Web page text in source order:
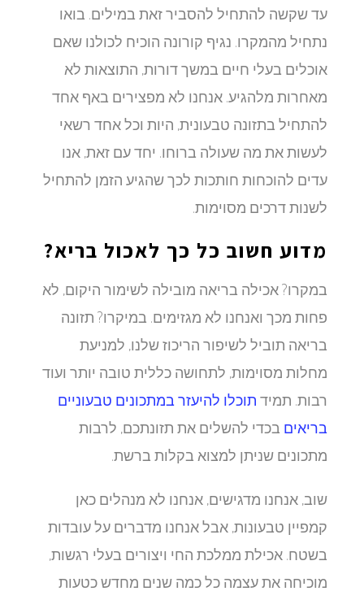
עד שקשה להתחיל להסביר זאת במילים. בואו
נתחיל מהמקרו. נגיף קורונה הוכיח לכולנו שאם
אוכלים בעלי חיים במשך דורות, התוצאות לא
מאחרות מלהגיע. אנחנו לא מפצירים באף אחד
להתחיל בתזונה טבעונית, היות וכל אחד רשאי
לעשות את מה שעולה ברוחו. יחד עם זאת, אנו
עדים להוכחות חותכות לכך שהגיע הזמן להתחיל
לשנות דרכים מסוימות.
מדוע חשוב כל כך לאכול בריא?
במקרו? אכילה בריאה מובילה לשימור היקום, לא
פחות מכך ואנחנו לא מגזימים. במיקרו? תזונה
בריאה תוביל לשיפור הריכוז שלנו, למניעת
מחלות מסוימות, לתחושה כללית טובה יותר ועוד
רבות. תמידתוכלו להיעזר במתכונים טבעוניים
בריאיםבכדי להשלים את תזונתכם, לרבות
מתכונים שניתן למצוא בקלות ברשת.
שוב, אנחנו מדגישים, אנחנו לא מנהלים כאן
קמפיין טבעונות, אבל אנחנו מדברים על עובדות
בשטח. אכילת ממלכת החי ויצורים בעלי רגשות,
מוכיחה את עצמה כל כמה שנים מחדש כטעות